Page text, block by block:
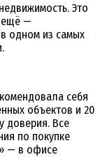
Это
ещё —
одном из самых
себя
объектов и 20
доверия. Все
по покупке
— в офисе